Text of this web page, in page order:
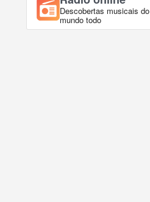
Descobertas musicais do
mundo todo